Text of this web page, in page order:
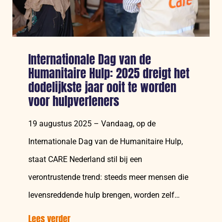
Internationale Dag van de
Humanitaire Hulp: 2025 dreigt het
dodelijkste jaar ooit te worden
voor hulpverleners
19 augustus 2025 – Vandaag, op de
Internationale Dag van de Humanitaire Hulp,
staat CARE Nederland stil bij een
verontrustende trend: steeds meer mensen die
levensreddende hulp brengen, worden zelf…
Lees verder